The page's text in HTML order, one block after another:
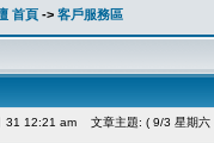
首頁 -> 客戶服務區
31 12:21 am 文章主題: ( 9/3 星期六